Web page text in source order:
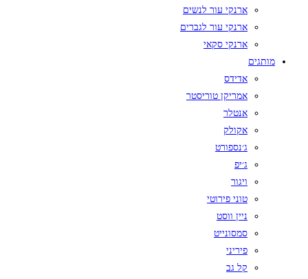
ארנקי עור לנשים
ארנקי עור לגברים
ארנקי סקאי
מותגים
אדידס
אמריקן טוריסטר
אנטלר
אקולק
ג׳נספורט
ג׳יפ
ויגור
טוני פירוטי
ניין ווסט
סמסונייט
פיריני
קל גב